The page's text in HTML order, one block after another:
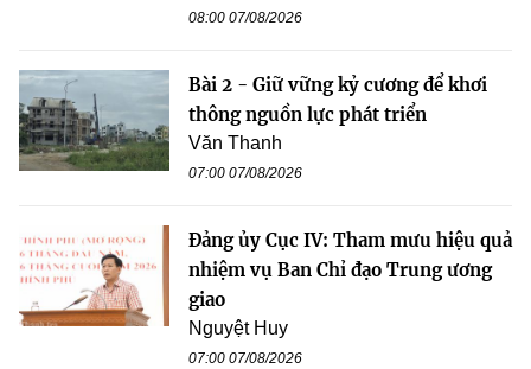
08:00 07/08/2026
Bài 2 - Giữ vững kỷ cương để khơi
thông nguồn lực phát triển
Văn Thanh
07:00 07/08/2026
Đảng ủy Cục IV: Tham mưu hiệu quả
nhiệm vụ Ban Chỉ đạo Trung ương
giao
Nguyệt Huy
07:00 07/08/2026